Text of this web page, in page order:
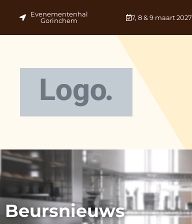
Evenementenhal
Gorinchem
7, 8 & 9 maart 2027
Beursnieuws